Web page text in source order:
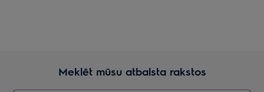
Meklēt mūsu atbalsta rakstos